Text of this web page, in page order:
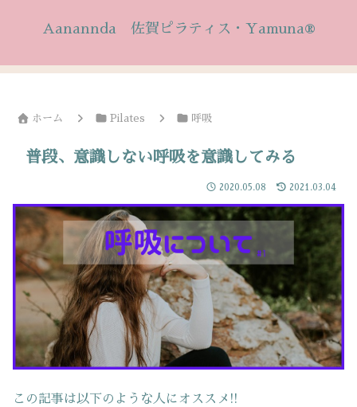
Aanannda 佐賀ピラティス・Yamuna®
ホーム Pilates 呼吸
普段、意識しない呼吸を意識してみる
2020.05.08 2021.03.04
この記事は以下のような人にオススメ!!